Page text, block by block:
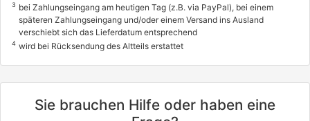
3 bei Zahlungseingang am heutigen Tag (z.B. via PayPal), bei einem
späteren Zahlungseingang und/oder einem Versand ins Ausland
verschiebt sich das Lieferdatum entsprechend
4 wird bei Rücksendung des Altteils erstattet
Sie brauchen Hilfe oder haben eine